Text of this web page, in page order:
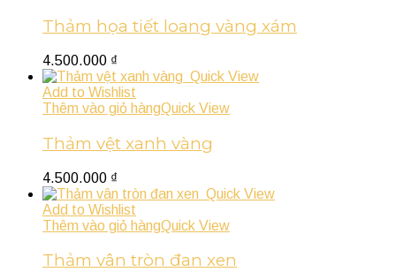
Thảm họa tiết loang vàng xám
4.500.000 ₫
Quick View
Add to Wishlist
Thêm vào giỏ hàngQuick View
Thảm vệt xanh vàng
4.500.000 ₫
Quick View
Add to Wishlist
Thêm vào giỏ hàngQuick View
Thảm vân tròn đan xen